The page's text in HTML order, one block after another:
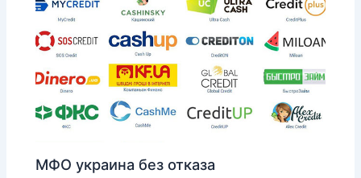
МФО украина без отказа